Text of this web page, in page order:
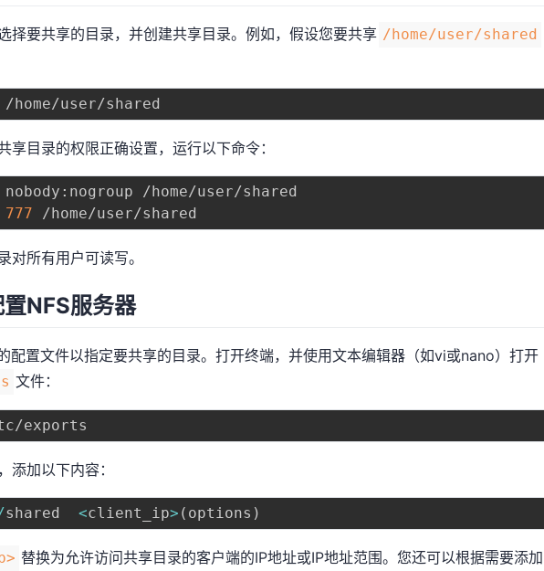
择要共享的目录，并创建共享目录。例如，假设您要共享 /home/user/shared
享目录的权限正确设置，运行以下命令：
777
对所有用户可读写。
NFS服务器
配置文件以指定要共享的目录。打开终端，并使用文本编辑器（如vi或nano）打开
文件：
添加以下内容：
shared <client_ip> ( options )
替换为允许访问共享目录的客户端的IP地址或IP地址范围。您还可以根据需要添加